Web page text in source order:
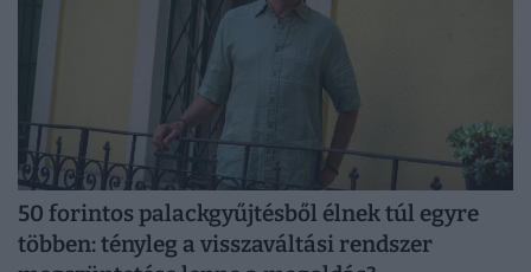
50 forintos palackgyűjtésből élnek túl egyre
többen: tényleg a visszaváltási rendszer